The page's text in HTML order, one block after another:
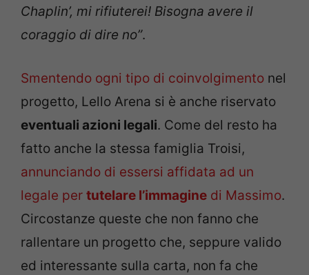
Chaplin’, mi rifiuterei! Bisogna avere il
coraggio di dire no”.
Smentendo ogni tipo di coinvolgimento nel
progetto, Lello Arena si è anche riservato
eventuali azioni legali. Come del resto ha
fatto anche la stessa famiglia Troisi,
annunciando di essersi affidata ad un
legale per tutelare l’immagine di Massimo.
Circostanze queste che non fanno che
rallentare un progetto che, seppure valido
ed interessante sulla carta, non fa che